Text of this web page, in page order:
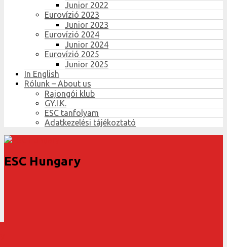
Junior 2022
Eurovízió 2023
Junior 2023
Eurovízió 2024
Junior 2024
Eurovízió 2025
Junior 2025
In English
Rólunk – About us
Rajongói klub
GY.I.K.
ESC tanfolyam
Adatkezelési tájékoztató
ESC Hungary